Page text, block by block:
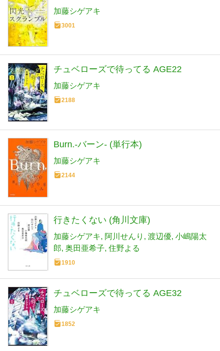
加藤シゲアキ
3001
チュベローズで待ってる AGE22
加藤シゲアキ
2188
Burn.‐バーン‐ (単行本)
加藤シゲアキ
2144
行きたくない (角川文庫)
加藤シゲアキ 阿川せんり 渡辺優 小嶋陽太
郎 奥田亜希子 住野よる
1910
チュベローズで待ってる AGE32
加藤シゲアキ
1852